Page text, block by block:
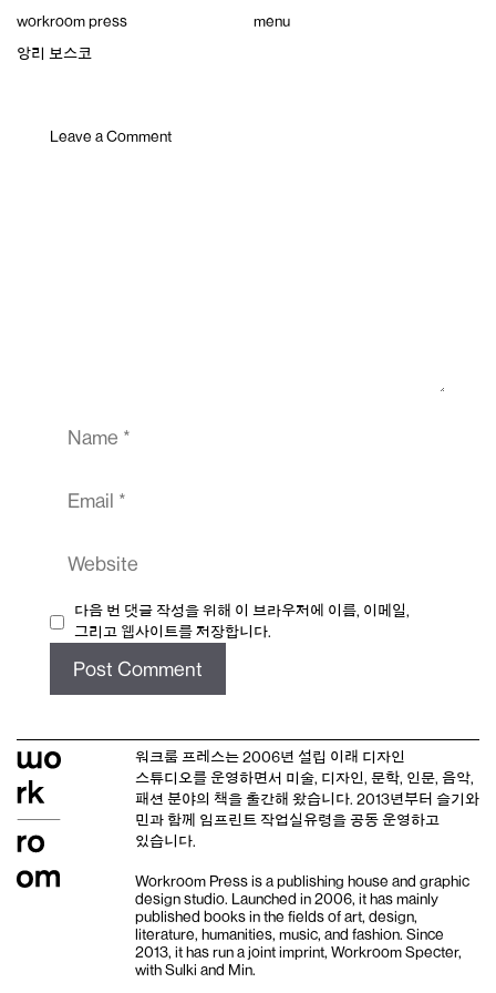
content
workroom press menu
앙리 보스코
Leave a Comment
다음 번 댓글 작성을 위해 이 브라우저에 이름, 이메일,
그리고 웹사이트를 저장합니다.
워크룸 프레스는 2006년 설립 이래 디자인
스튜디오를 운영하면서 미술, 디자인, 문학, 인문, 음악,
패션 분야의 책을 출간해 왔습니다. 2013년부터 슬기와
민과 함께 임프린트 작업실유령을 공동 운영하고
있습니다.
Workroom Press is a publishing house and graphic
design studio. Launched in 2006, it has mainly
published books in the fields of art, design,
literature, humanities, music, and fashion. Since
2013, it has run a joint imprint, Workroom Specter,
with Sulki and Min.